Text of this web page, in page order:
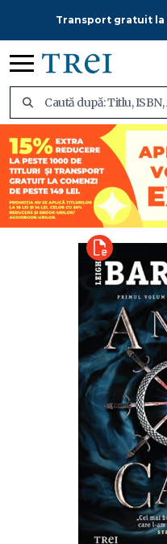
Transport gratuit la